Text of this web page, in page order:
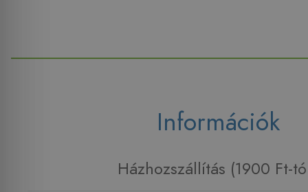
Információk
Házhozszállítás (1900 Ft-